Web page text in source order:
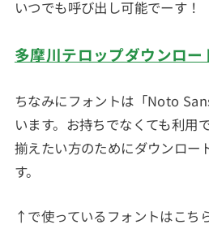
いつでも呼び出し可能でーす！
多摩川テロップダウンロー
ちなみにフォントは「Noto
います。お持ちでなくても利用
揃えたい方のためにダウンロー
す。
↑で使っているフォントはこち